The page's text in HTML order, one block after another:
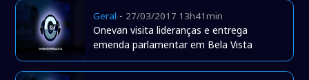
Geral - 27/03/2017 13h41min
Onevan visita lideranças e entrega
emenda parlamentar em Bela Vista